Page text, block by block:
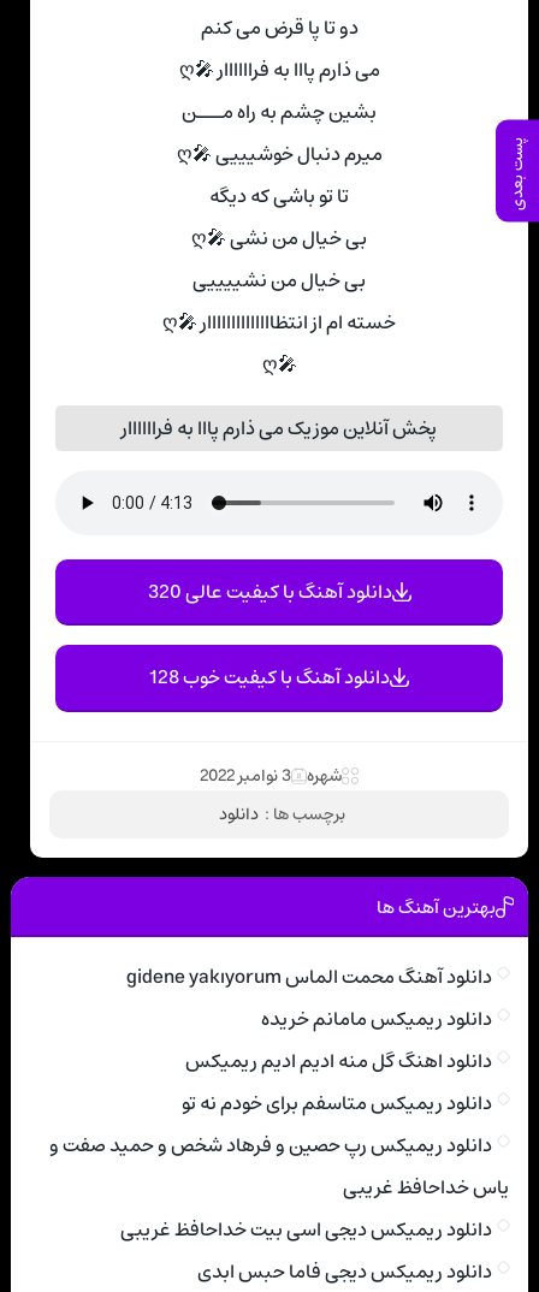
پست بعدی
دو تا پا قرض می کنم
می ذارم پااا به فراااااار 🎤ღ
بشین چشم به راه مـــن
میرم دنبال خوشیییی 🎤ღ
تا تو باشی که دیگه
بی خیال من نشی 🎤ღ
بی خیال من نشییییی
خسته ام از انتظاااااااااااااار 🎤ღ
🎤ღ
پخش آنلاین موزیک می ذارم پااا به فراااااار
دانلود آهنگ با کیفیت عالی 320
دانلود آهنگ با کیفیت خوب 128
شهره 3 نوامبر 2022
برچسب ها : دانلود
بهترین آهنگ ها
دانلود آهنگ محمت الماس gidene yakıyorum
دانلود ریمیکس مامانم خریده
دانلود اهنگ گل منه ادیم ادیم ریمیکس
دانلود ریمیکس متاسفم برای خودم نه تو
دانلود ریمیکس رپ حصین و فرهاد شخص و حمید صفت و
یاس خداحافظ غریبی
دانلود ریمیکس دیجی اسی بیت خداحافظ غریبی
دانلود ریمیکس دیجی فاما حبس ابدی